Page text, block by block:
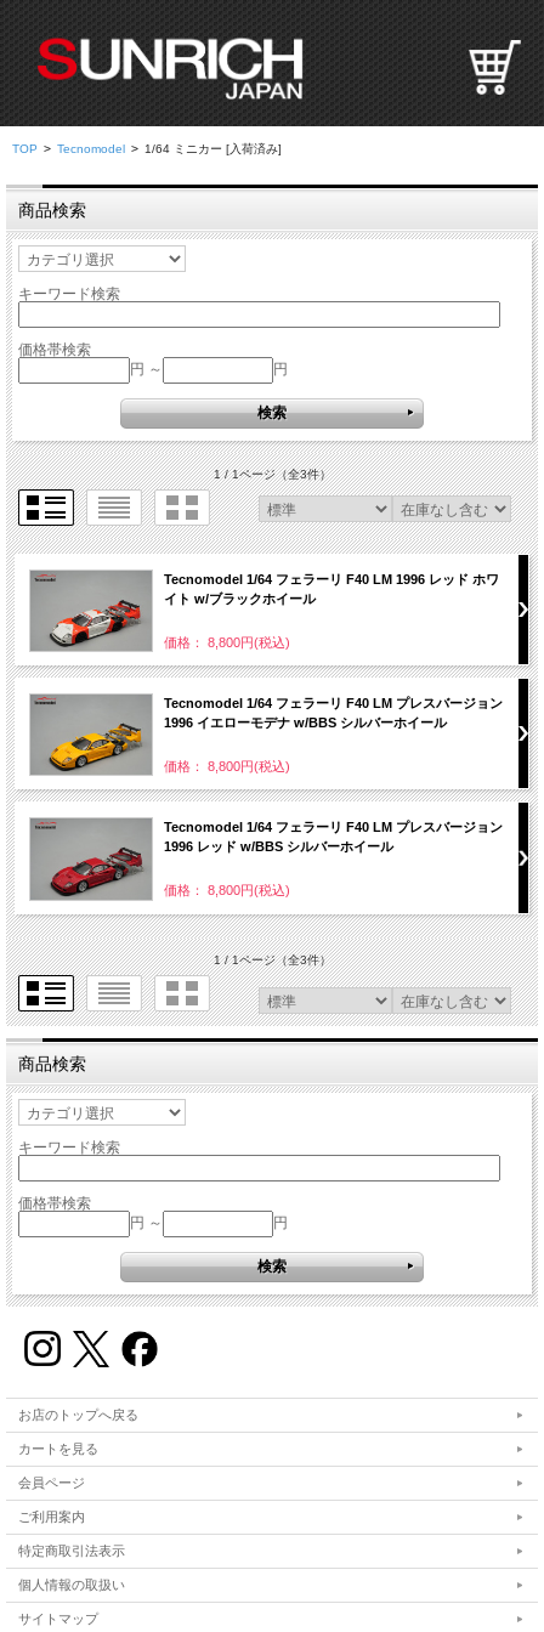
R
I
C
H
J
A
P
A
N
TOP > Tecnomodel > 1/64 ミニカー [入荷済み]
商品検索
キーワード検索
価格帯検索
円 ～
円
1 / 1ページ（全3件）
Tecnomodel 1/64 フェラーリ F40 LM 1996 レッド ホワ
イト w/ブラックホイール
価格： 8,800円(税込)
Tecnomodel 1/64 フェラーリ F40 LM プレスバージョン
1996 イエローモデナ w/BBS シルバーホイール
価格： 8,800円(税込)
Tecnomodel 1/64 フェラーリ F40 LM プレスバージョン
1996 レッド w/BBS シルバーホイール
価格： 8,800円(税込)
1 / 1ページ（全3件）
商品検索
キーワード検索
価格帯検索
円 ～
円
お店のトップへ戻る
カートを見る
会員ページ
ご利用案内
特定商取引法表示
個人情報の取扱い
サイトマップ